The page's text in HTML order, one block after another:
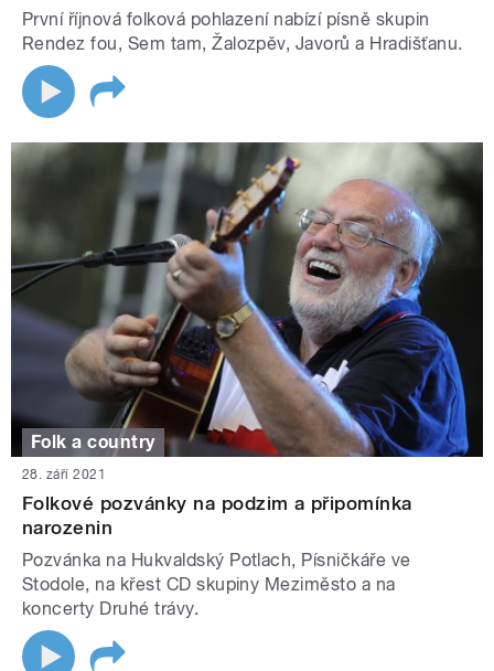
První říjnová folková pohlazení nabízí písně skupin
Rendez fou, Sem tam, Žalozpěv, Javorů a Hradišťanu.
Folk a country
28. září 2021
Folkové pozvánky na podzim a připomínka
narozenin
Pozvánka na Hukvaldský Potlach, Písničkáře ve
Stodole, na křest CD skupiny Meziměsto a na
koncerty Druhé trávy.